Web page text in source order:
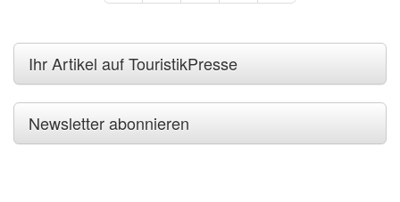
Ihr Artikel auf TouristikPresse
Newsletter abonnieren